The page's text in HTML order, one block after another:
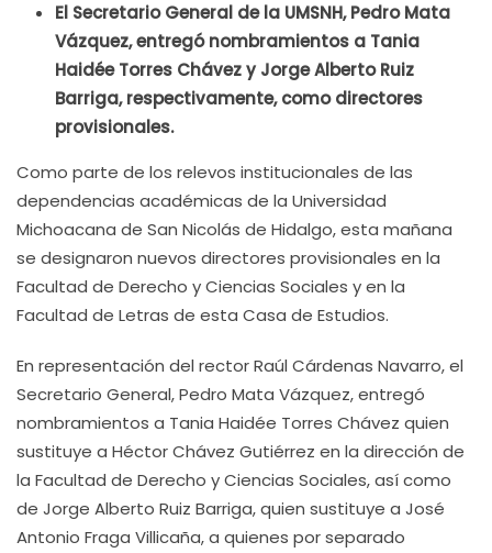
El Secretario General de la UMSNH, Pedro Mata
Vázquez, entregó nombramientos a Tania
Haidée Torres Chávez y Jorge Alberto Ruiz
Barriga, respectivamente, como directores
provisionales.
Como parte de los relevos institucionales de las
dependencias académicas de la Universidad
Michoacana de San Nicolás de Hidalgo, esta mañana
se designaron nuevos directores provisionales en la
Facultad de Derecho y Ciencias Sociales y en la
Facultad de Letras de esta Casa de Estudios.
En representación del rector Raúl Cárdenas Navarro, el
Secretario General, Pedro Mata Vázquez, entregó
nombramientos a Tania Haidée Torres Chávez quien
sustituye a Héctor Chávez Gutiérrez en la dirección de
la Facultad de Derecho y Ciencias Sociales, así como
de Jorge Alberto Ruiz Barriga, quien sustituye a José
Antonio Fraga Villicaña, a quienes por separado